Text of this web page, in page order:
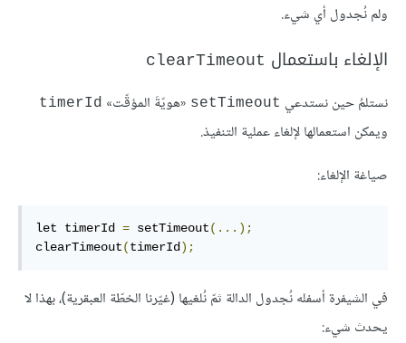
ولم نُجدول أي شيء.
الإلغاء باستعمال clearTimeout
نستلمُ حين نستدعي ‎setTimeout‎ «هويّةَ المؤقّت» ‎timerId‎
ويمكن استعمالها لإلغاء عملية التنفيذ.
صياغة الإلغاء:
let timerId = setTimeout(...);
clearTimeout(timerId );
في الشيفرة أسفله نُجدول الدالة ثمّ نُلغيها (غيّرنا الخطّة العبقرية)، بهذا لا
يحدث شيء: